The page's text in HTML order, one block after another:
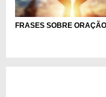
FRASES SOBRE ORAÇÃO